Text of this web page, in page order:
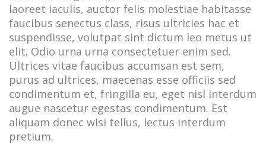
laoreet iaculis, auctor felis molestiae habitasse
faucibus senectus class, risus ultricies hac et
suspendisse, volutpat sint dictum leo metus ut
elit. Odio urna urna consectetuer enim sed.
Ultrices vitae faucibus accumsan est sem,
purus ad ultrices, maecenas esse officiis sed
condimentum et, fringilla eu, eget nisl interdum
augue nascetur egestas condimentum. Est
aliquam donec wisi tellus, lectus interdum
pretium.